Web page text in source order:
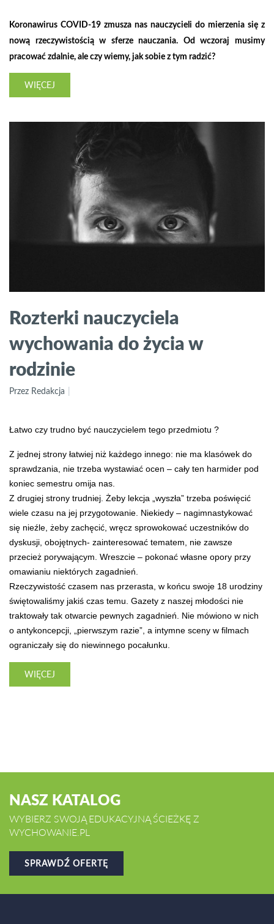
Koronawirus COVID-19 zmusza nas nauczycieli do mierzenia się z
nową rzeczywistością w sferze nauczania. Od wczoraj musimy
pracować zdalnie, ale czy wiemy, jak sobie z tym radzić?
WIĘCEJ
Rozterki nauczyciela
wychowania do życia w
rodzinie
Przez Redakcja
Łatwo czy trudno być nauczycielem tego przedmiotu ?
Z jednej strony łatwiej niż każdego innego: nie ma klasówek do
sprawdzania, nie trzeba wystawiać ocen – cały ten harmider pod
koniec semestru omija nas.
Z drugiej strony trudniej. Żeby lekcja „wyszła” trzeba poświęcić
wiele czasu na jej przygotowanie. Niekiedy – nagimnastykować
się nieźle, żeby zachęcić, wręcz sprowokować uczestników do
dyskusji, obojętnych- zainteresować tematem, nie zawsze
przecież porywającym. Wreszcie – pokonać własne opory przy
omawianiu niektórych zagadnień.
Rzeczywistość czasem nas przerasta, w końcu swoje 18 urodziny
świętowaliśmy jakiś czas temu. Gazety z naszej młodości nie
traktowały tak otwarcie pewnych zagadnień. Nie mówiono w nich
o antykoncepcji, „pierwszym razie”, a intymne sceny w filmach
ograniczały się do niewinnego pocałunku.
WIĘCEJ
NASZ KATALOG
WYBIERZ SWOJĄ EDUKACYJNĄ ŚCIEŻKĘ Z
WYCHOWANIE.PL
SPRAWDŹ OFERTĘ